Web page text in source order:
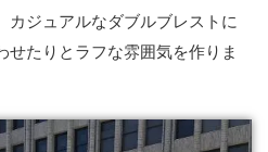
カジュアルなダブルブレストに
せたりとラフな雰囲気を作りま